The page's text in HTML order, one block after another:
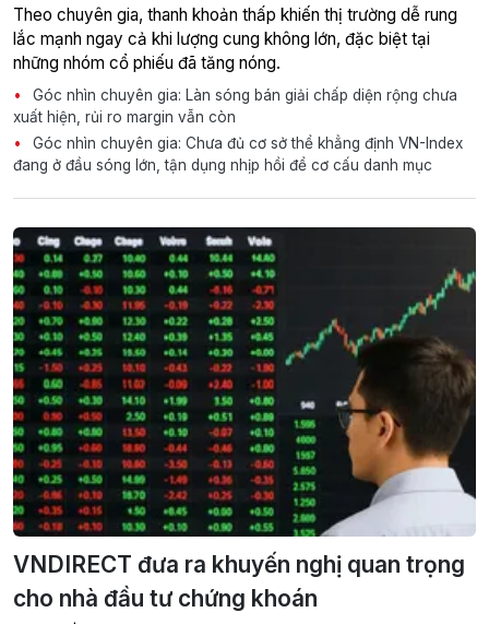
Theo chuyên gia, thanh khoản thấp khiến thị trường dễ rung
lắc mạnh ngay cả khi lượng cung không lớn, đặc biệt tại
những nhóm cổ phiếu đã tăng nóng.
Góc nhìn chuyên gia: Làn sóng bán giải chấp diện rộng chưa
xuất hiện, rủi ro margin vẫn còn
Góc nhìn chuyên gia: Chưa đủ cơ sở thể khẳng định VN-Index
đang ở đầu sóng lớn, tận dụng nhịp hồi để cơ cấu danh mục
VNDIRECT đưa ra khuyến nghị quan trọng
cho nhà đầu tư chứng khoán